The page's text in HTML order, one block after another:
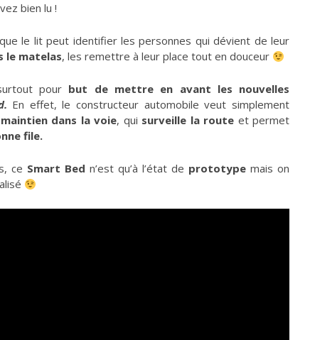
bien lu !
le lit peut identifier les personnes qui dévient de leur
le matelas, les remettre à leur place tout en douceur
pour but de mettre en avant les nouvelles
En effet, le constructeur automobile veut simplement
dans la voie, qui surveille la route et permet
file.
ce Smart Bed n’est qu’à l’état de prototype mais on